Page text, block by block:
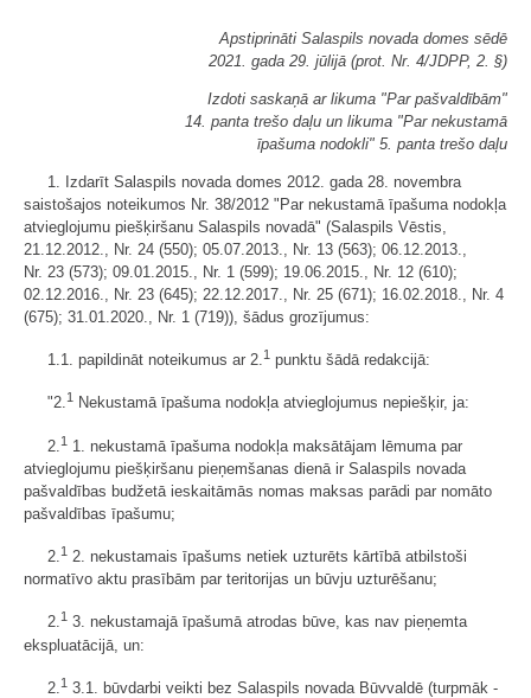
Apstiprināti Salaspils novada domes sēdē
2021. gada 29. jūlijā (prot. Nr. 4/JDPP, 2. §)
Izdoti saskaņā ar likuma "Par pašvaldībām"
14. panta trešo daļu un likuma "Par nekustamā
īpašuma nodokli" 5. panta trešo daļu
1. Izdarīt Salaspils novada domes 2012. gada 28. novembra
saistošajos noteikumos Nr. 38/2012 "Par nekustamā īpašuma nodokļa
atvieglojumu piešķiršanu Salaspils novadā" (Salaspils Vēstis,
21.12.2012., Nr. 24 (550); 05.07.2013., Nr. 13 (563); 06.12.2013.,
Nr. 23 (573); 09.01.2015., Nr. 1 (599); 19.06.2015., Nr. 12 (610);
02.12.2016., Nr. 23 (645); 22.12.2017., Nr. 25 (671); 16.02.2018., Nr. 4
(675); 31.01.2020., Nr. 1 (719)), šādus grozījumus:
1.1. papildināt noteikumus ar 2.1 punktu šādā redakcijā:
"2.1 Nekustamā īpašuma nodokļa atvieglojumus nepiešķir, ja:
2. 1 1. nekustamā īpašuma nodokļa maksātājam lēmuma par
atvieglojumu piešķiršanu pieņemšanas dienā ir Salaspils novada
pašvaldības budžetā ieskaitāmās nomas maksas parādi par nomāto
pašvaldības īpašumu;
2.1 2. nekustamais īpašums netiek uzturēts kārtībā atbilstoši
normatīvo aktu prasībām par teritorijas un būvju uzturēšanu;
2.1 3. nekustamajā īpašumā atrodas būve, kas nav pieņemta
ekspluatācijā, un:
2. 1 3.1. būvdarbi veikti bez Salaspils novada Būvvaldē (turpmāk -